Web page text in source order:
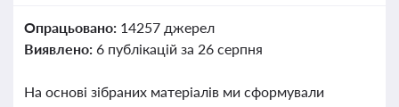
Опрацьовано: 14257 джерел
Виявлено: 6 публікацій за 26 серпня
На основі зібраних матеріалів ми сформували